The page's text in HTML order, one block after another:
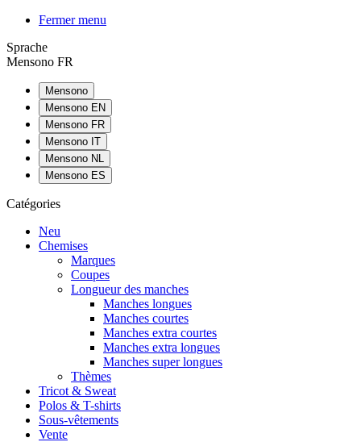
Fermer menu
Sprache
Mensono FR
Mensono
Mensono EN
Mensono FR
Mensono IT
Mensono NL
Mensono ES
Catégories
Neu
Chemises
Marques
Coupes
Longueur des manches
Manches longues
Manches courtes
Manches extra courtes
Manches extra longues
Manches super longues
Thèmes
Tricot & Sweat
Polos & T-shirts
Sous-vêtements
Vente